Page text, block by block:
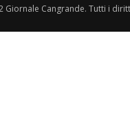
Giornale Cangrande. Tutti i